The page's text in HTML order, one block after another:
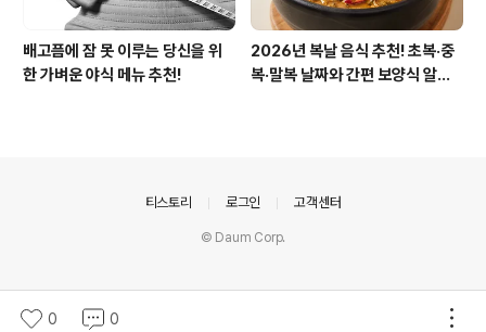
배고픔에 잠 못 이루는 당신을 위
한 가벼운 야식 메뉴 추천!
2026년 복날 음식 추천! 초복·중
복·말복 날짜와 간편 보양식 알아
0 0
티스토리 로그인 고객센터
© Daum Corp.